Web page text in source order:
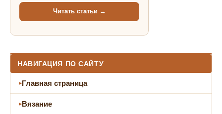
Читать статьи →
НАВИГАЦИЯ ПО САЙТУ
Главная страница
Вязание